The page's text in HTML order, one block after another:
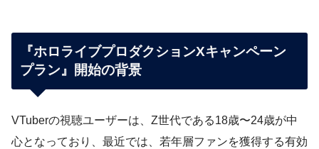
『ホロライブプロダクションXキャンペーン
プラン』開始の背景
VTuberの視聴ユーザーは、Z世代である18歳〜24歳が中
心となっており、最近では、若年層ファンを獲得する有効